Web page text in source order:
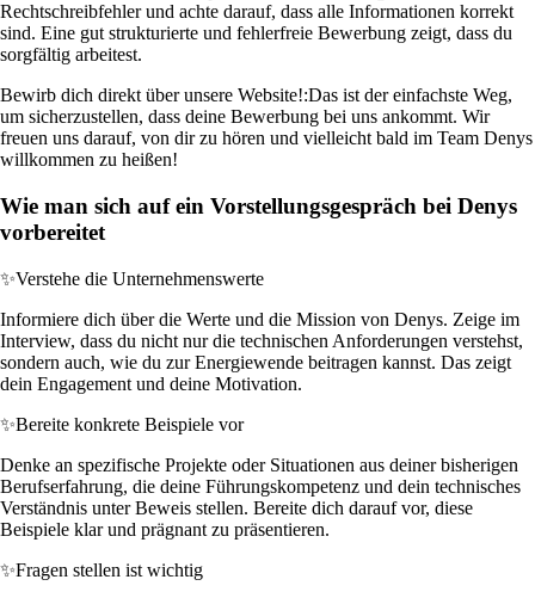
Rechtschreibfehler und achte darauf, dass alle Informationen korrekt
sind. Eine gut strukturierte und fehlerfreie Bewerbung zeigt, dass du
sorgfältig arbeitest.
Bewirb dich direkt über unsere Website!:Das ist der einfachste Weg,
um sicherzustellen, dass deine Bewerbung bei uns ankommt. Wir
freuen uns darauf, von dir zu hören und vielleicht bald im Team Denys
willkommen zu heißen!
Wie man sich auf ein Vorstellungsgespräch bei Denys
vorbereitet
✨Verstehe die Unternehmenswerte
Informiere dich über die Werte und die Mission von Denys. Zeige im
Interview, dass du nicht nur die technischen Anforderungen verstehst,
sondern auch, wie du zur Energiewende beitragen kannst. Das zeigt
dein Engagement und deine Motivation.
✨Bereite konkrete Beispiele vor
Denke an spezifische Projekte oder Situationen aus deiner bisherigen
Berufserfahrung, die deine Führungskompetenz und dein technisches
Verständnis unter Beweis stellen. Bereite dich darauf vor, diese
Beispiele klar und prägnant zu präsentieren.
✨Fragen stellen ist wichtig